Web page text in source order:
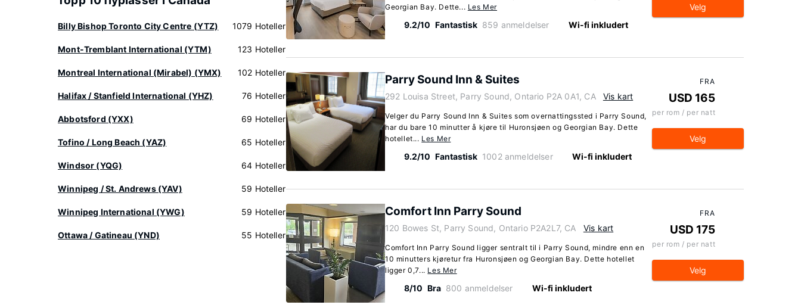
Billy Bishop Toronto City Centre (YTZ) 1079 Hoteller
Mont-Tremblant International (YTM) 123 Hoteller
Montreal International (Mirabel) (YMX) 102 Hoteller
Halifax / Stanfield International (YHZ) 76 Hoteller
Abbotsford (YXX) 69 Hoteller
Tofino / Long Beach (YAZ) 65 Hoteller
Windsor (YQG) 64 Hoteller
Winnipeg / St. Andrews (YAV) 59 Hoteller
Winnipeg International (YWG) 59 Hoteller
Ottawa / Gatineau (YND) 55 Hoteller
Georgian Bay. Dette... Les Mer
9.2/10 Fantastisk 859 anmeldelser Wi-fi inkludert
Velg
Parry Sound Inn & Suites
292 Louisa Street, Parry Sound, Ontario P2A 0A1, CA Vis kart
Velger du Parry Sound Inn & Suites som overnattingssted i Parry Sound,
har du bare 10 minutter å kjøre til Huronsjøen og Georgian Bay. Dette
hotellet... Les Mer
9.2/10 Fantastisk 1002 anmeldelser Wi-fi inkludert
FRA
USD 165
per rom / per natt
Velg
Comfort Inn Parry Sound
120 Bowes St, Parry Sound, Ontario P2A2L7, CA Vis kart
Comfort Inn Parry Sound ligger sentralt til i Parry Sound, mindre enn en
10 minutters kjøretur fra Huronsjøen og Georgian Bay. Dette hotellet
ligger 0,7... Les Mer
8/10 Bra 800 anmeldelser Wi-fi inkludert
FRA
USD 175
per rom / per natt
Velg